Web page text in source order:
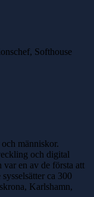
Softhouse
människor.
och digital
var en av de första att
ca 300
Karlshamn,